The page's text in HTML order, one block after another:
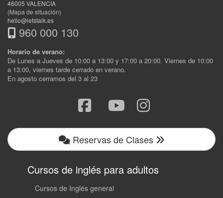
46005 VALENCIA
(Mapa de situación)
hello@letstalk.es
960 000 130
Horario de verano:
De Lunes a Jueves de 10:00 a 13:00 y 17:00 a 20:00. Viernes de 10:00
a 13:00, viernes tarde cerrado en verano.
En agosto cerramos del 3 al 23
Reservas de Clases
Cursos de inglés para adultos
Cursos de Inglés general